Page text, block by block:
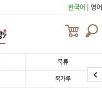
한국어 | 영어
묵류
묵가루